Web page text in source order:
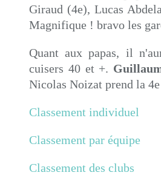
Giraud (4e), Lucas
Magnifique ! bravo les
Quant aux papas, il
cuisers 40 et +.
Nicolas Noizat prend la
Classement individuel
Classement par équipe
Classement des clubs